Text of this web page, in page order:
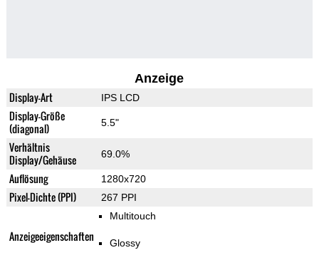
Anzeige
Display-Art IPS LCD
Display-Größe
(diagonal)
5.5"
Verhältnis
Display/Gehäuse
69.0%
Auflösung 1280x720
Pixel-Dichte (PPI) 267 PPI
Anzeigeeigenschaften
Multitouch
Glossy